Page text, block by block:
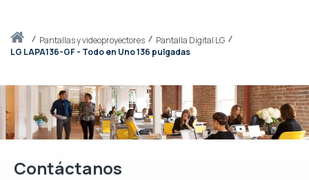
Iniciopantallas y videoproyectores
Pantalla Digital LG
LG LAPA136-GF - Todo en Uno 136 pulgadas
Contáctanos